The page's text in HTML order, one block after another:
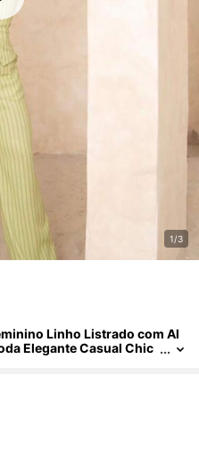
1/3
Linho Listrado com Al
Elegante Casual Chic